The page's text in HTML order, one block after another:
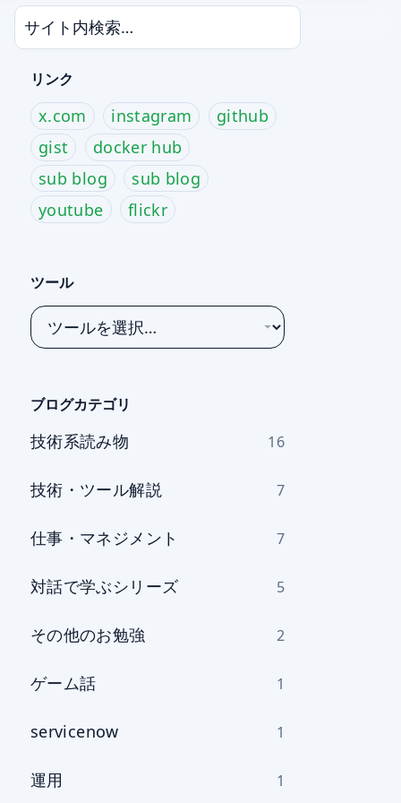
リンク
x.com instagram
github
gist
docker hub
sub blog
sub blog
youtube
flickr
ツール
ツ
ー
を
選
択
ブログカテゴリ
技術系読み物 16
技術・ツール解説 7
仕事・マネジメント 7
対話で学ぶシリーズ 5
その他のお勉強 2
ゲーム話 1
servicenow 1
運用 1